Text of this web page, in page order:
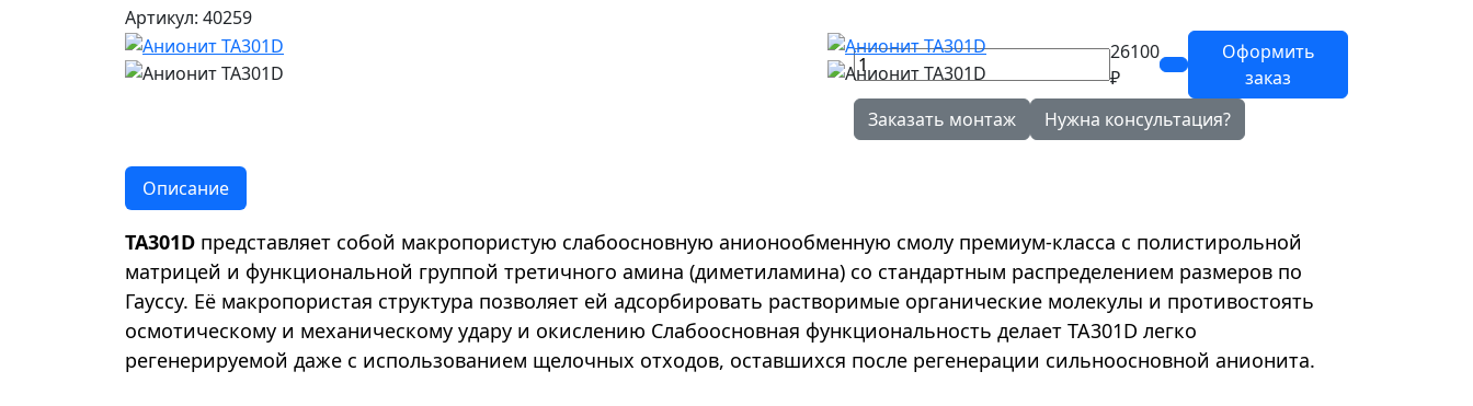
Артикул: 40259
26100
₽
Оформить
заказ
Заказать монтаж
Нужна консультация?
Описание
TA301D представляет собой макропористую слабоосновную анионообменную смолу премиум-класса с полистирольной
матрицей и функциональной группой третичного амина (диметиламина) со стандартным распределением размеров по
Гауссу. Её макропористая структура позволяет ей адсорбировать растворимые органические молекулы и противостоять
осмотическому и механическому удару и окислению Слабоосновная функциональность делает TA301D легко
регенерируемой даже с использованием щелочных отходов, оставшихся после регенерации сильноосновной анионита.